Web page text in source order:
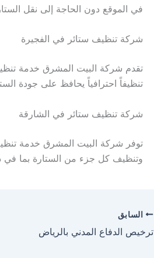
في الموقع دون الحاجة إلى نقل
شركة تنظيف ستائر في الفجيرة
تقدم شركة البيت المشرق خدمة تنظيف
تنظيفاً احترافياً يحافظ على جودة
شركة تنظيف ستائر في الشارقة
توفر شركة البيت المشرق خدمة
وتنظيف كل جزء من الستارة بما في
السابق
ترخيص الدفاع المدني بالرياض